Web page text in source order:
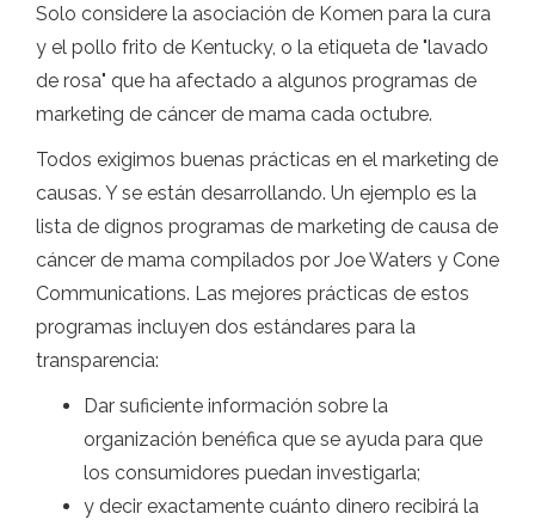
Solo considere la asociación de Komen para la cura
y el pollo frito de Kentucky, o la etiqueta de "lavado
de rosa" que ha afectado a algunos programas de
marketing de cáncer de mama cada octubre.
Todos exigimos buenas prácticas en el marketing de
causas. Y se están desarrollando. Un ejemplo es la
lista de dignos programas de marketing de causa de
cáncer de mama compilados por Joe Waters y Cone
Communications. Las mejores prácticas de estos
programas incluyen dos estándares para la
transparencia:
Dar suficiente información sobre la
organización benéfica que se ayuda para que
los consumidores puedan investigarla;
y decir exactamente cuánto dinero recibirá la